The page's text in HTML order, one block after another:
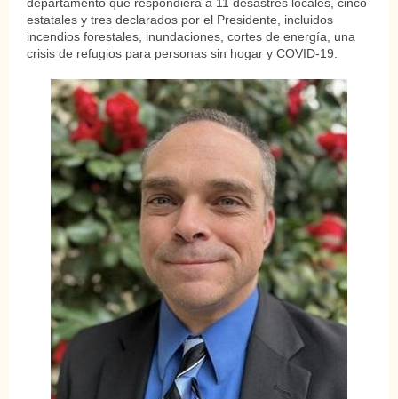
estatales y tres declarados por el Presidente, incluidos
incendios forestales, inundaciones, cortes de energía, una
crisis de refugios para personas sin hogar y COVID-19.